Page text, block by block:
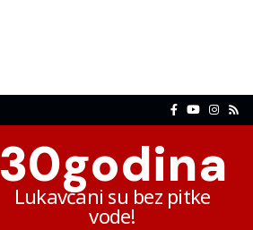
30godina
Lukavčani su bez pitke
vode!